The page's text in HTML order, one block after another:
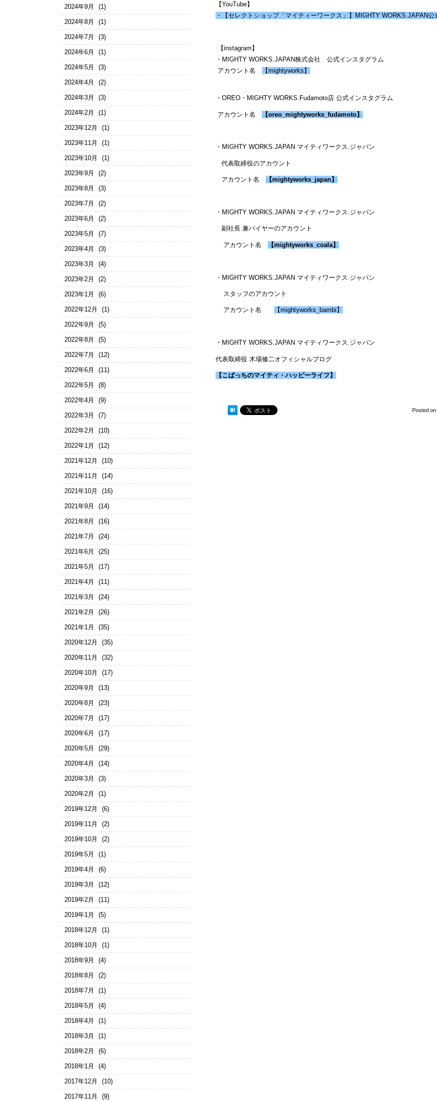
【YouTube】
・【セレクトショップ「マイティーワークス」】MIGHTY WORKS.JAPAN公
【instagram】
・MIGHTY WORKS.JAPAN株式会社 公式インスタグラム
アカウント名
【mightyworks】
・OREO・MIGHTY WORKS.Fudamoto店 公式インスタグラム
アカウント名 【oreo_mightyworks_fudamoto】
・MIGHTY WORKS.JAPAN マイティワークス.ジャパン
代表取締役のアカウント
アカウント名 【mightyworks_japan】
・MIGHTY WORKS.JAPAN マイティワークス.ジャパン
副社長 兼バイヤーのアカウント
アカウント名 【mightyworks_coala】
・MIGHTY WORKS.JAPAN マイティワークス.ジャパン
スタッフのアカウント
アカウント名 【mightyworks_bambi】
・MIGHTY WORKS.JAPAN マイティワークス.ジャパン
代表取締役 木場修二オフィシャルブログ
【こばっちのマイティ・ハッピーライフ】
Posted on
2024年9月 (1)
2024年8月 (1)
2024年7月 (3)
2024年6月 (1)
2024年5月 (3)
2024年4月 (2)
2024年3月 (3)
2024年2月 (1)
2023年12月 (1)
2023年11月 (1)
2023年10月 (1)
2023年9月 (2)
2023年8月 (3)
2023年7月 (2)
2023年6月 (2)
2023年5月 (7)
2023年4月 (3)
2023年3月 (4)
2023年2月 (2)
2023年1月 (6)
2022年12月 (1)
2022年9月 (5)
2022年8月 (5)
2022年7月 (12)
2022年6月 (11)
2022年5月 (8)
2022年4月 (9)
2022年3月 (7)
2022年2月 (10)
2022年1月 (12)
2021年12月 (10)
2021年11月 (14)
2021年10月 (16)
2021年9月 (14)
2021年8月 (16)
2021年7月 (24)
2021年6月 (25)
2021年5月 (17)
2021年4月 (11)
2021年3月 (24)
2021年2月 (26)
2021年1月 (35)
2020年12月 (35)
2020年11月 (32)
2020年10月 (17)
2020年9月 (13)
2020年8月 (23)
2020年7月 (17)
2020年6月 (17)
2020年5月 (29)
2020年4月 (14)
2020年3月 (3)
2020年2月 (1)
2019年12月 (6)
2019年11月 (2)
2019年10月 (2)
2019年5月 (1)
2019年4月 (6)
2019年3月 (12)
2019年2月 (11)
2019年1月 (5)
2018年12月 (1)
2018年10月 (1)
2018年9月 (4)
2018年8月 (2)
2018年7月 (1)
2018年5月 (4)
2018年4月 (1)
2018年3月 (1)
2018年2月 (6)
2018年1月 (4)
2017年12月 (10)
2017年11月 (9)